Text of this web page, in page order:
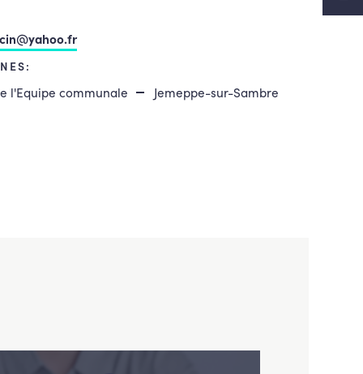
l'Equipe communale Jemeppe-sur-Sambre